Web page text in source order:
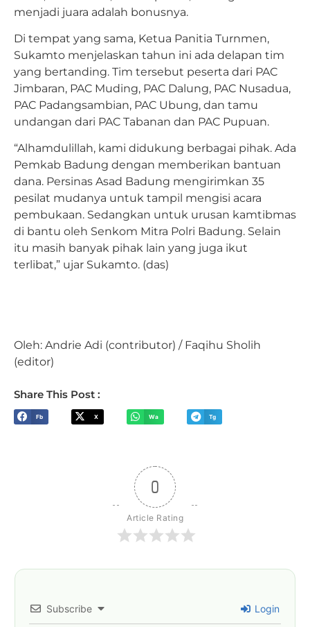
menjadi juara adalah bonusnya.
Di tempat yang sama, Ketua Panitia Turnmen,
Sukamto menjelaskan tahun ini ada delapan tim
yang bertanding. Tim tersebut peserta dari PAC
Jimbaran, PAC Muding, PAC Dalung, PAC Nusadua,
PAC Padangsambian, PAC Ubung, dan tamu
undangan dari PAC Tabanan dan PAC Pupuan.
“Alhamdulillah, kami didukung berbagai pihak. Ada
Pemkab Badung dengan memberikan bantuan
dana. Persinas Asad Badung mengirimkan 35
pesilat mudanya untuk tampil mengisi acara
pembukaan. Sedangkan untuk urusan kamtibmas
di bantu oleh Senkom Mitra Polri Badung. Selain
itu masih banyak pihak lain yang juga ikut
terlibat,” ujar Sukamto. (das)
Oleh: Andrie Adi (contributor) / Faqihu Sholih
(editor)
Share This Post :
Fb X Wa Tg
0
Article Rating
Subscribe Login